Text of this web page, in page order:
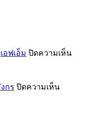
อฟเอ็ม ปิดความเห็นบน
กร ปิดความเห็นบน